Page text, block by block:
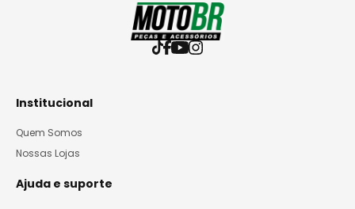
Institucional
Quem Somos
Nossas Lojas
Ajuda e suporte